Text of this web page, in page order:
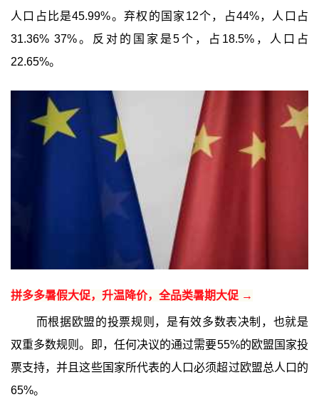
人口占比是45.99%。弃权的国家12个，占44%，人口占
31.36% 37%。反对的国家是5个，占18.5%，人口占
22.65%。
拼多多暑假大促，升温降价，全品类暑期大促 →
而根据欧盟的投票规则，是有效多数表决制，也就是
双重多数规则。即，任何决议的通过需要55%的欧盟国家投
票支持，并且这些国家所代表的人口必须超过欧盟总人口的
65%。